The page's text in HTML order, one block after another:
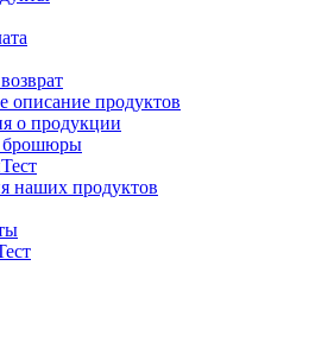
описание продуктов
о продукции
брошюры
наших продуктов